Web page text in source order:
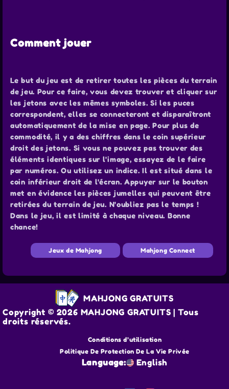
Comment jouer
Le but du jeu est de retirer toutes les pièces du terrain
de jeu. Pour ce faire, vous devez trouver et cliquer sur
les jetons avec les mêmes symboles. Si les puces
correspondent, elles se connecteront et disparaîtront
automatiquement de la mise en page. Pour plus de
commodité, il y a des chiffres dans le coin supérieur
droit des jetons. Si vous ne pouvez pas trouver des
éléments identiques sur l'image, essayez de le faire
par numéros. Ou utilisez un indice. Il est situé dans le
coin inférieur droit de l'écran. Appuyer sur le bouton
met en évidence les pièces jumelles qui peuvent être
retirées du terrain de jeu. N'oubliez pas le temps !
Dans le jeu, il est limité à chaque niveau. Bonne
chance!
Jeux de Mahjong Mahjong Connect
MAHJONG GRATUITS
Copyright © 2026 MAHJONG GRATUITS | Tous
droits réservés.
Conditions d’utilisation
Politique De Protection De La Vie Privée
Language: English